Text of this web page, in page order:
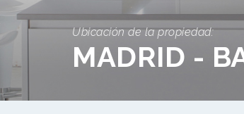
Ubicación de la propiedad:
MADRID -